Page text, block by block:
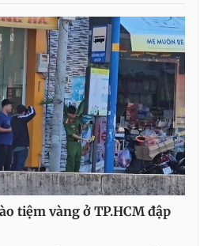
tiệm vàng ở TP.HCM đập